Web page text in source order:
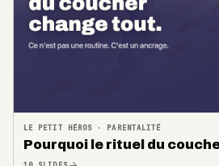
LE PETIT HÉROS · PARENTALITÉ
Pourquoi le rituel du